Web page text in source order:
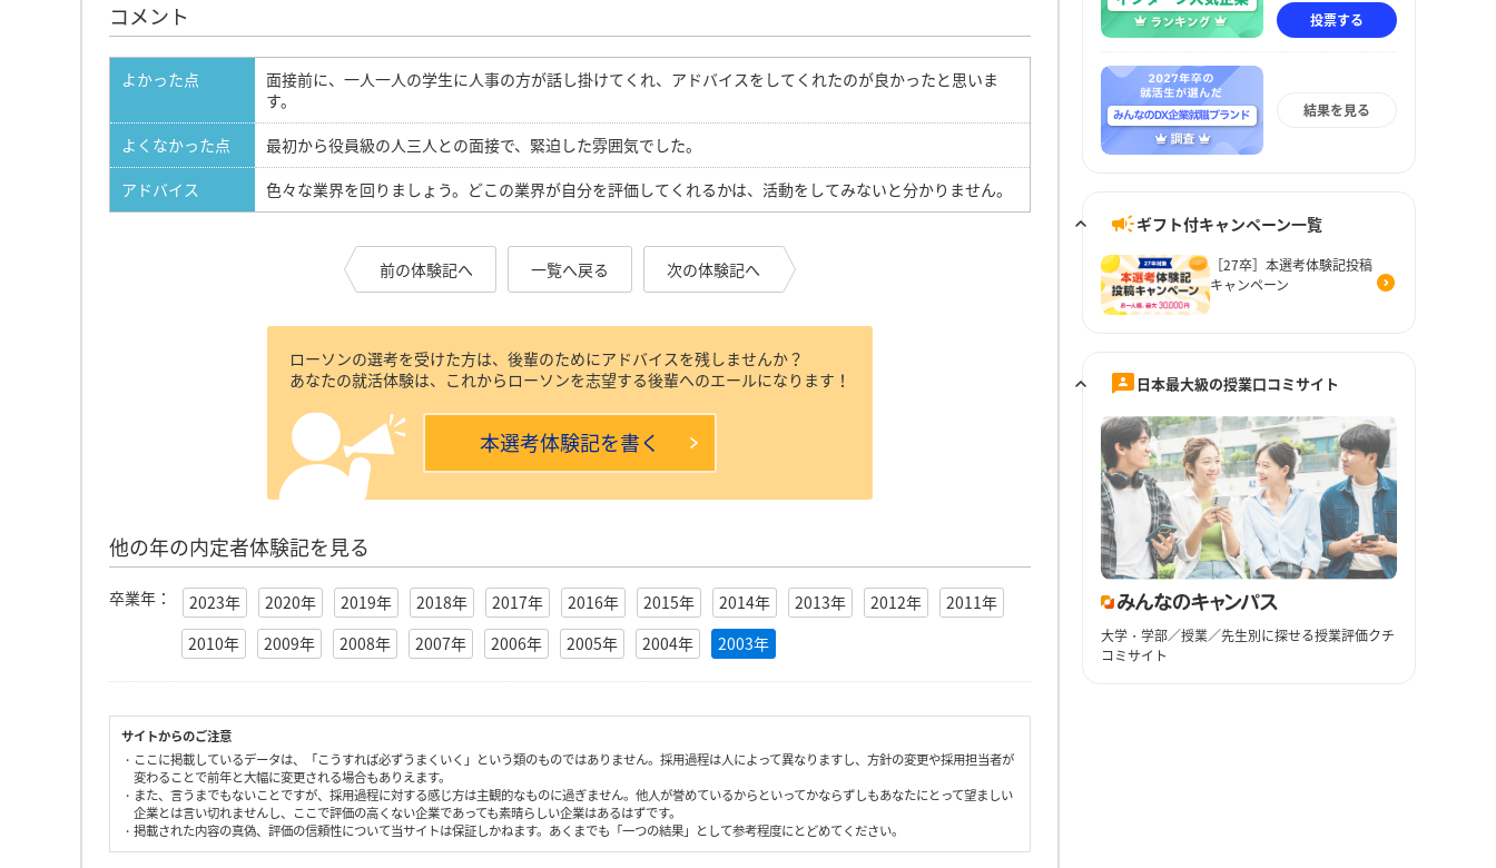
コメント
よかった点
面接前に、一人一人の学生に人事の方が話し掛けてくれ、アドバイスをしてくれたのが良かったと思いま
す。
よくなかった点
最初から役員級の人三人との面接で、緊迫した雰囲気でした。
アドバイス
色々な業界を回りましょう。どこの業界が自分を評価してくれるかは、活動をしてみないと分かりません。
前の体験記へ 一覧へ戻る 次の体験記へ
ローソンの選考を受けた方は、後輩のためにアドバイスを残しませんか？
あなたの就活体験は、これからローソンを志望する後輩へのエールになります！
本選考体験記を書く
他の年の内定者体験記を見る
卒業年： 2023年 2020年 2019年 2018年 2017年 2016年 2015年 2014年 2013年 2012年
2011年
2010年
2009年 2008年 2007年 2006年 2005年 2004年 2003年
サイトからのご注意
・ここに掲載しているデータは、「こうすれば必ずうまくいく」という類のものではありません。採用過程は人によって異なりますし、方針の変更や採用担当者が
変わることで前年と大幅に変更される場合もありえます。
・また、言うまでもないことですが、採用過程に対する感じ方は主観的なものに過ぎません。他人が誉めているからといってかならずしもあなたにとって望ましい
企業とは言い切れませんし、ここで評価の高くない企業であっても素晴らしい企業はあるはずです。
・掲載された内容の真偽、評価の信頼性について当サイトは保証しかねます。あくまでも「一つの結果」として参考程度にとどめてください。
投票する
結果を見る
ギフト付キャンペーン一覧
［27卒］本選考体験記投稿
キャンペーン
日本最大級の授業口コミサイト
大学・学部／授業／先生別に探せる授業評価クチ
コミサイト